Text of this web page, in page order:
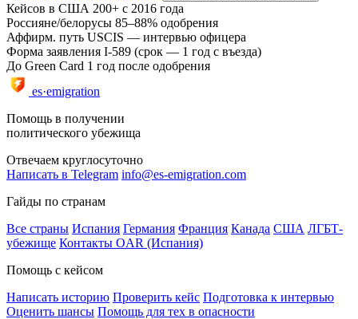
Кейсов в США 200+ с 2016 года
Россияне/белорусы 85–88% одобрения
Аффирм. путь USCIS — интервью офицера
Форма заявления I-589 (срок — 1 год с въезда)
До Green Card 1 год после одобрения
es·emigration
Помощь в получении
политического убежища
Отвечаем круглосуточно
Написать в Telegram info@es-emigration.com
Гайды по странам
Все страны Испания Германия Франция Канада США ЛГБТ-
убежище Контакты OAR (Испания)
Помощь с кейсом
Написать историю Проверить кейс Подготовка к интервью
Оценить шансы Помощь для тех в опасности